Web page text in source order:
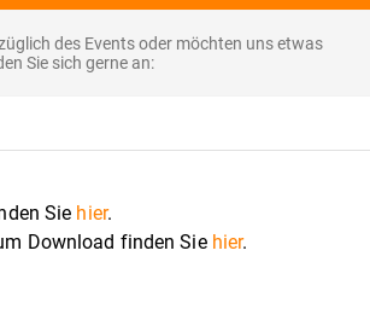
des Events oder möchten uns etwas
Sie sich gerne an:
Sie hier.
Download finden Sie hier.